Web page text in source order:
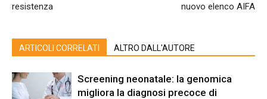
resistenza
nuovo elenco AIFA
ARTICOLI CORRELATI ALTRO DALL'AUTORE
Screening neonatale: la genomica
migliora la diagnosi precoce di